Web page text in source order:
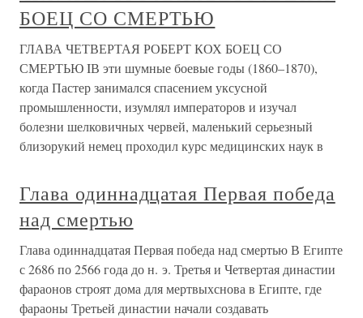
БОЕЦ СО СМЕРТЬЮ
ГЛАВА ЧЕТВЕРТАЯ РОБЕРТ КОХ БОЕЦ СО
СМЕРТЬЮ IВ эти шумные боевые годы (1860–1870),
когда Пастер занимался спасением уксусной
промышленности, изумлял императоров и изучал
болезни шелковичных червей, маленький серьезный
близорукий немец проходил курс медицинских наук в
Глава одиннадцатая Первая победа
над смертью
Глава одиннадцатая Первая победа над смертью В Египте
с 2686 по 2566 года до н. э. Третья и Четвертая династии
фараонов строят дома для мертвыхснова в Египте, где
фараоны Третьей династии начали создавать